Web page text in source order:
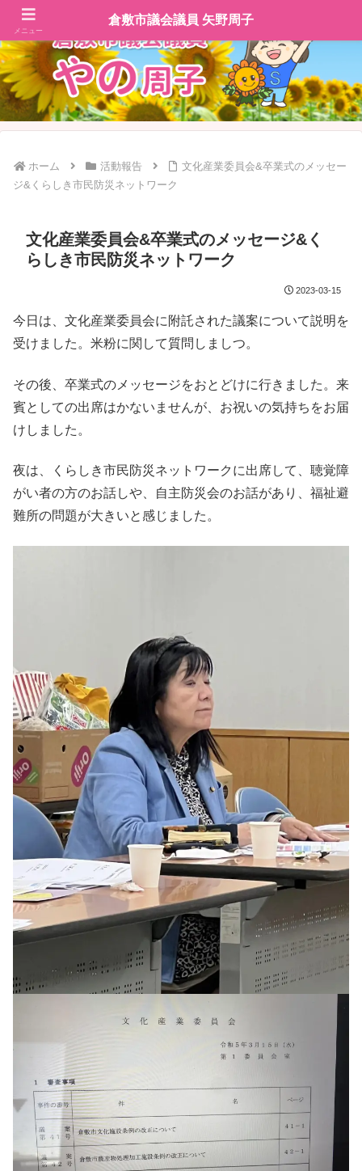
ホーム 活動報告
文化産業委員会&卒業式のメッセー
ジ&くらしき市民防災ネットワーク
文化産業委員会&卒業式のメッセージ&く
らしき市民防災ネットワーク
2023-03-15
今日は、文化産業委員会に附託された議案について説明を
受けました。米粉に関して質問しましつ。
その後、卒業式のメッセージをおとどけに行きました。来
賓としての出席はかないませんが、お祝いの気持ちをお届
けしました。
夜は、くらしき市民防災ネットワークに出席して、聴覚障
がい者の方のお話しや、自主防災会のお話があり、福祉避
難所の問題が大きいと感じました。
メニュー
倉敷市議会議員 矢野周子